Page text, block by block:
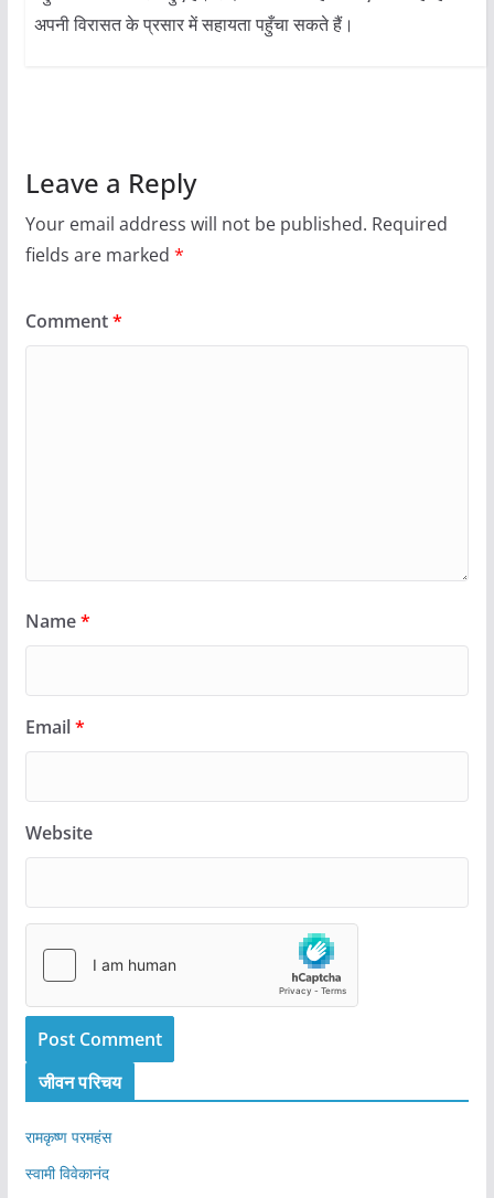
अपनी विरासत के प्रसार में सहायता पहुँचा सकते हैं।
Leave a Reply
Your email address will not be published. Required
fields are marked *
Comment*
Name*
Email*
Website
जीवन परिचय
रामकृष्ण परमहंस
स्वामी विवेकानंद